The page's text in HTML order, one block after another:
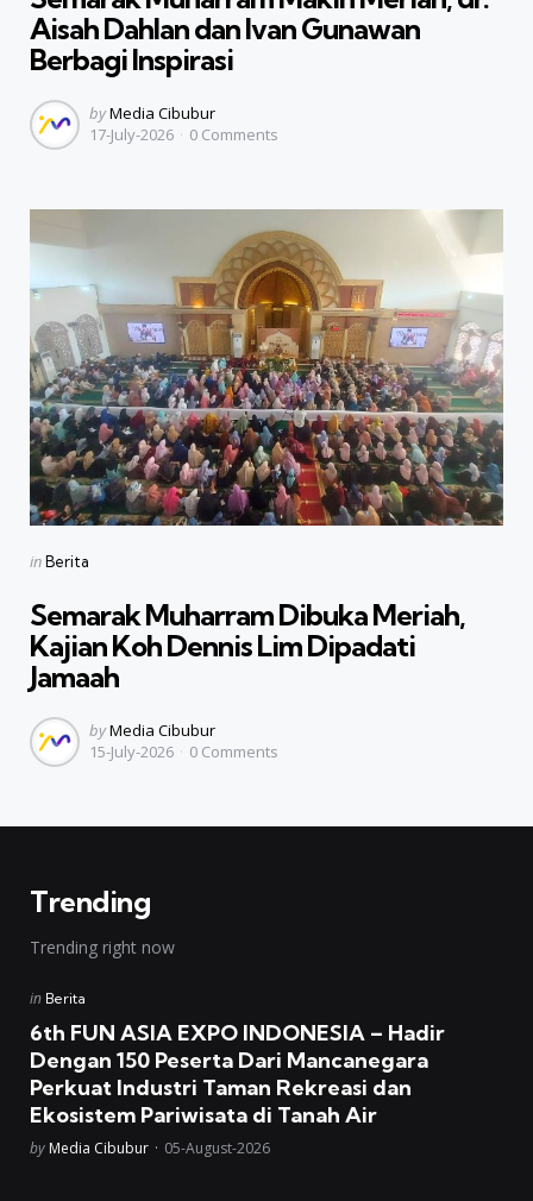
Aisah Dahlan dan Ivan Gunawan
Berbagi Inspirasi
Posted
by
byMedia Cibubur
17-July-2026
0 Comments
Categories
Posted
inBerita
Semarak Muharram Dibuka Meriah,
Kajian Koh Dennis Lim Dipadati
Jamaah
Posted
by
byMedia Cibubur
15-July-2026
0 Comments
Trending
Trending right now
Posted
in Berita
6th FUN ASIA EXPO INDONESIA – Hadir
Dengan 150 Peserta Dari Mancanegara
Perkuat Industri Taman Rekreasi dan
Ekosistem Pariwisata di Tanah Air
Posted
by Media Cibubur 05-August-2026